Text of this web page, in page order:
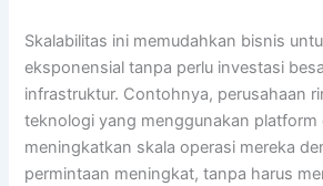
Skalabilitas ini memudahkan bisnis
eksponensial tanpa perlu investasi
infrastruktur. Contohnya, perusahaan
teknologi yang menggunakan platform
meningkatkan skala operasi mereka
permintaan meningkat, tanpa harus